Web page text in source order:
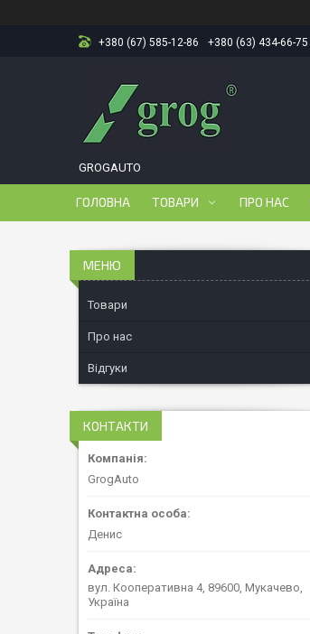
+380 (67) 585-12-86 +380 (63) 434-66-75
GROGAUTO
ГОЛОВНА ТОВАРИ ПРО НАС
Товари
Про нас
Відгуки
КОНТАКТИ
GrogAuto
Денис
вул. Кооперативна 4, 89600, Мукачево,
Україна